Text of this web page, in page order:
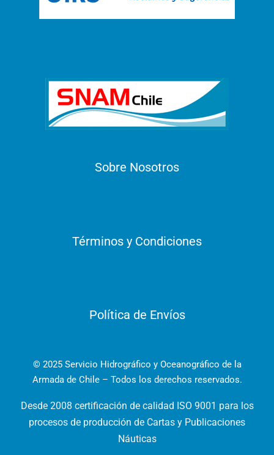
Sobre Nosotros
Términos y Condiciones
Política de Envíos
© 2025 Servicio Hidrográfico y Oceanográfico de la
Armada de Chile – Todos los derechos reservados.
Desde 2008 certificación de calidad ISO 9001 para los
procesos de producción de Cartas y Publicaciones
Náuticas